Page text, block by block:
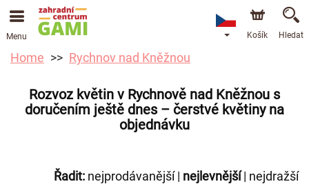
Menu Košík Hledat
Home Rychnov nad Kněžnou
Rozvoz květin v Rychnově nad Kněžnou s
doručením ještě dnes – čerstvé květiny na
objednávku
Řadit: nejprodávanější| nejlevnější| nejdražší